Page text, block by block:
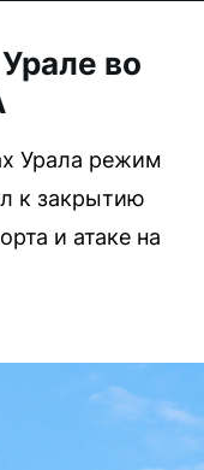
во
Урала режим
к закрытию
и атаке на